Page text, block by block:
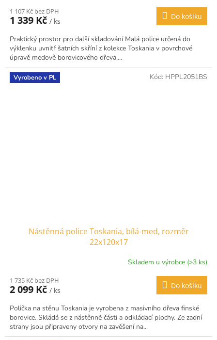
1 107 Kč bez DPH
1 339 Kč / ks
Do košíku
Praktický prostor pro další skladování Malá police určená do
výklenku uvnitř šatních skříní z kolekce Toskania v povrchové
úpravě medově borovicového dřeva....
Vyrobeno v PL
Nástěnná police Toskania, bílá-med, rozměr
22x120x17
Skladem u výrobce (>3 ks)
1 735 Kč bez DPH
2 099 Kč / ks
Do košíku
Polička na stěnu Toskania je vyrobena z masivního dřeva finské
borovice. Skládá se z nástěnné části a odkládací plochy. Ze zadní
strany jsou připraveny otvory na zavěšení na...
Kód: HPPL2051BS